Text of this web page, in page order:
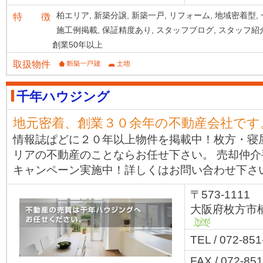
特 徴 柏エリア, 新築分譲, 新築一戸, リフォーム, 地域密着型,
施工例掲載, 保証精度あり, スタッフブログ,
スタッフ紹
創業50年以上
取扱物件
千年ハウジング
地元密着、創業３０余年の不動産会社です
情報誌ぱどに２０年以上物件を掲載中！枚方・寝
リアの不動産のことならお任せ下さい。 売却仲
キャンペーン実施中！詳しくはお問い合わせ下さ
〒573-1111
大阪府枚方市
MAP
TEL / 072-